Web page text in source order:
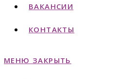
ВАКАНСИИ
КОНТАКТЫ
МЕНЮ ЗАКРЫТЬ